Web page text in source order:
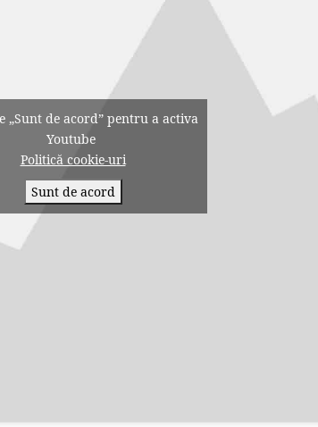
„Sunt de acord” pentru a activa
Youtube
Politică cookie-uri
Sunt de acord